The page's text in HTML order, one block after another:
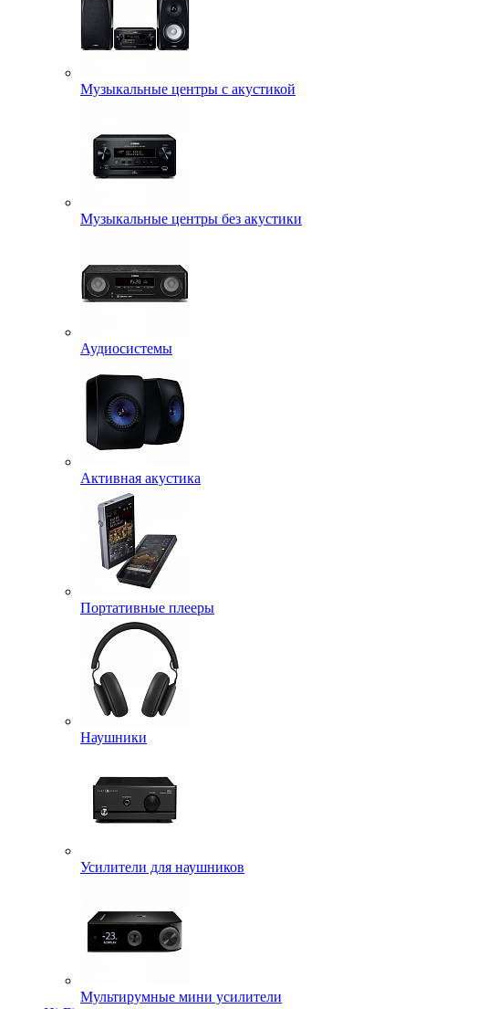
Музыкальные центры с акустикой
Музыкальные центры без акустики
Аудиосистемы
Активная акустика
Портативные плееры
Наушники
Усилители для наушников
Мультирумные мини усилители